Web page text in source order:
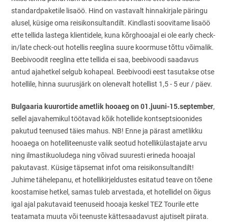
standardpaketile lisaöö. Hind on vastavalt hinnakirjale päringu
alusel, küsige oma reisikonsultandilt. Kindlasti soovitame lisaöö
ette tellida lastega klientidele, kuna kõrghooajal ei ole early check-
in/late check-out hotellis reeglina suure koormuse tõttu võimalik.
Beebivoodit reeglina ette tellida ei saa, beebivoodi saadavus
antud ajahetkel selgub kohapeal. Beebivoodi eest tasutakse otse
hotellile, hinna suurusjärk on olenevalt hotellist 1,5 - 5 eur / päev.
Bulgaaria kuurortide ametlik hooaeg on 01.juuni-15.september,
sellel ajavahemikul töötavad kõik hotellide kontseptsioonides
pakutud teenused täies mahus. NB! Enne ja pärast ametlikku
hooaega on hotelliteenuste valik seotud hotellikülastajate arvu
ning ilmastikuoludega ning võivad suuresti erineda hooajal
pakutavast. Küsige täpsemat infot oma reisikonsultandilt!
Juhime tähelepanu, et hotellikirjeldustes esitatud teave on tõene
koostamise hetkel, samas tuleb arvestada, et hotellidel on õigus
igal ajal pakutavaid teenuseid hooaja keskel TEZ Tourile ette
teatamata muuta või teenuste kättesaadavust ajutiselt piirata.